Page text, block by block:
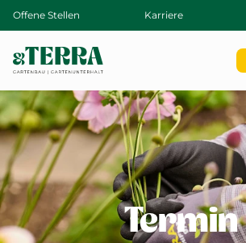
Offene Stellen Karriere
Termin